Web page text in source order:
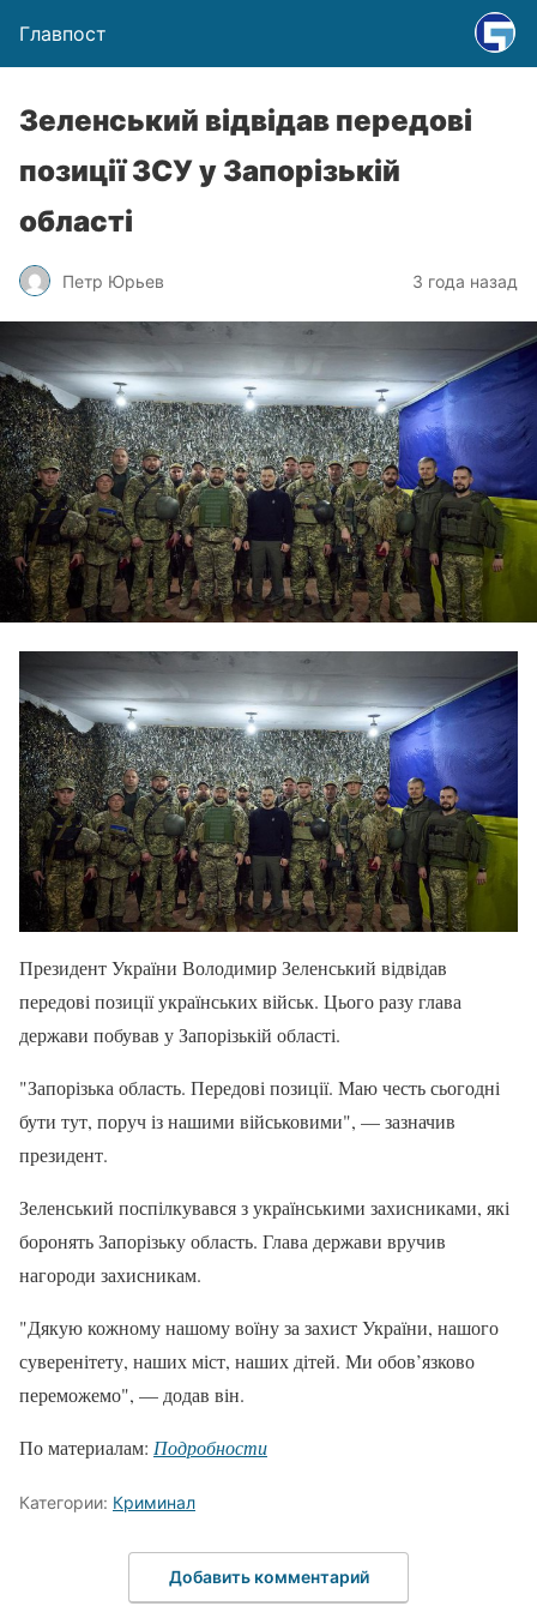
Главпост
Зеленський відвідав передові
позиції ЗСУ у Запорізькій
області
Петр Юрьев 3 года назад
Президент України Володимир Зеленський відвідав
передові позиції українських військ. Цього разу глава
держави побував у Запорізькій області.
"Запорізька область. Передові позиції. Маю честь сьогодні
бути тут, поруч із нашими військовими", — зазначив
президент.
Зеленський поспілкувався з українськими захисниками, які
боронять Запорізьку область. Глава держави вручив
нагороди захисникам.
"Дякую кожному нашому воїну за захист України, нашого
суверенітету, наших міст, наших дітей. Ми обов’язково
переможемо", — додав він.
По материалам: Подробности
Категории: Криминал
Добавить комментарий